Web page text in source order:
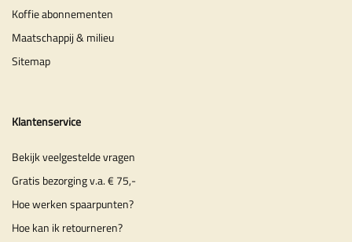
Koffie abonnementen
Maatschappij & milieu
Sitemap
Klantenservice
Bekijk veelgestelde vragen
Gratis bezorging v.a. € 75,-
Hoe werken spaarpunten?
Hoe kan ik retourneren?